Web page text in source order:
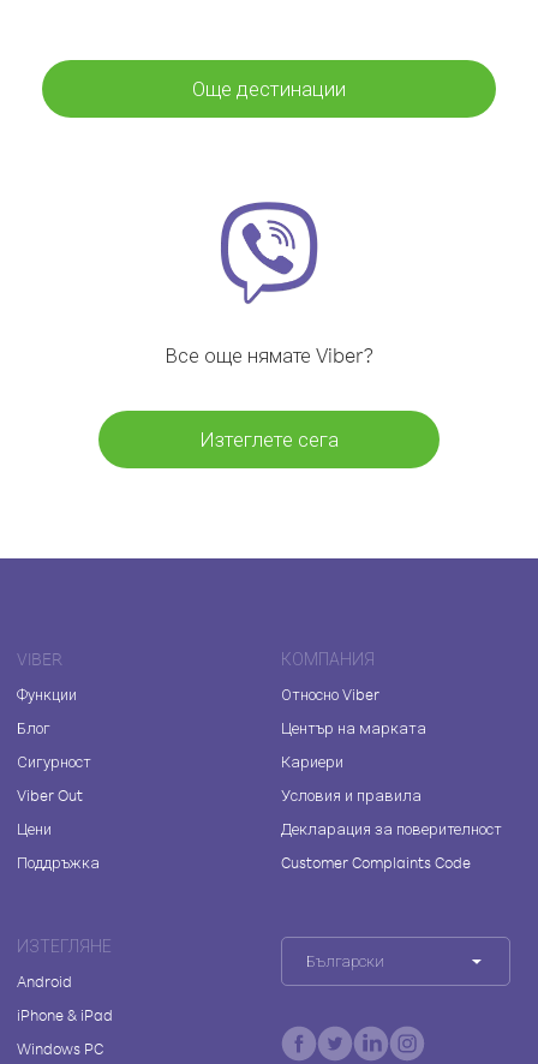
Още дестинации
Все още нямате Viber?
Изтеглете сега
VIBER
Функции
Блог
Сигурност
Viber Out
Цени
Поддръжка
КОМПАНИЯ
Относно Viber
Център на марката
Кариери
Условия и правила
Декларация за поверителност
Customer Complaints Code
ИЗТЕГЛЯНЕ
Android
iPhone & iPad
Windows PC
Български